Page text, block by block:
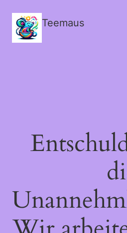
Teemaus